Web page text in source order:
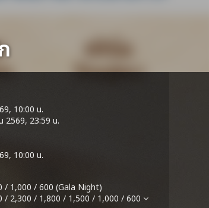
10:00 น.
2569, 23:59 น.
10:00 น.
/ 1,000 / 600 (Gala Night)
/ 2,300 / 1,800 / 1,500 / 1,000 / 600